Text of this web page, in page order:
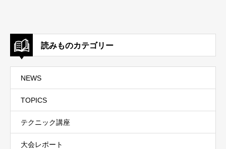
読みものカテゴリー
NEWS
TOPICS
テクニック講座
大会レポート